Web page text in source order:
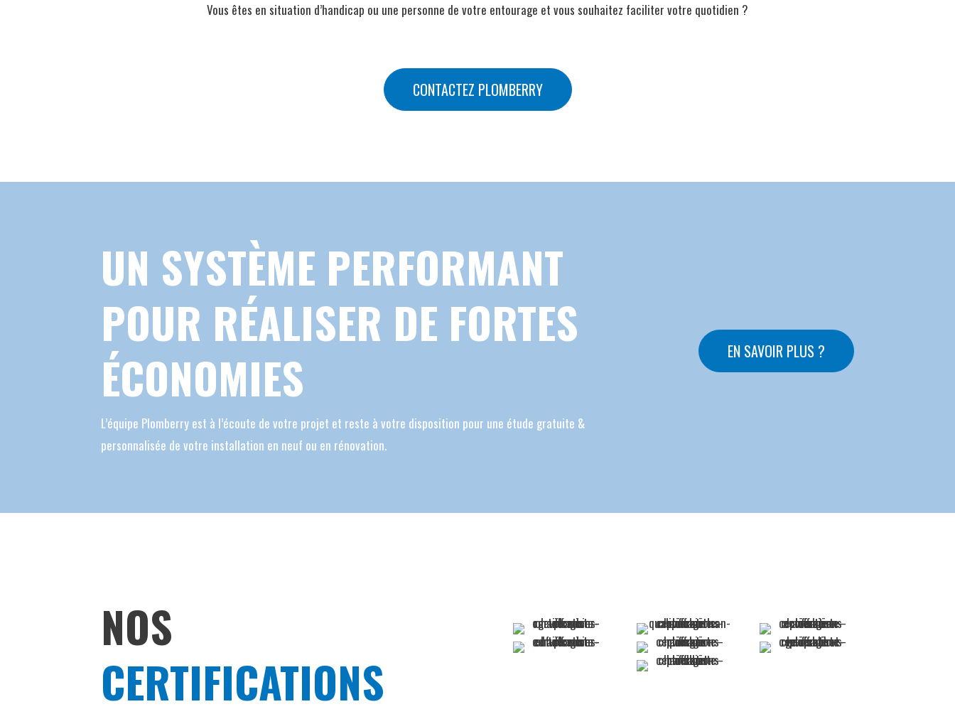
Vous êtes en situation d’handicap ou une personne de votre entourage et vous souhaitez faciliter votre quotidien ?
CONTACTEZ PLOMBERRY
UN SYSTÈME PERFORMANT
POUR RÉALISER DE FORTES
ÉCONOMIES
L’équipe Plomberry est à l’écoute de votre projet et reste à votre disposition pour une étude gratuite &
personnalisée de votre installation en neuf ou en rénovation.
EN SAVOIR PLUS ?
NOS
CERTIFICATIONS